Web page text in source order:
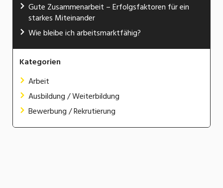
Gute Zusammenarbeit – Erfolgsfaktoren für ein
starkes Miteinander
Wie bleibe ich arbeitsmarktfähig?
Kategorien
Arbeit
Ausbildung / Weiterbildung
Bewerbung / Rekrutierung